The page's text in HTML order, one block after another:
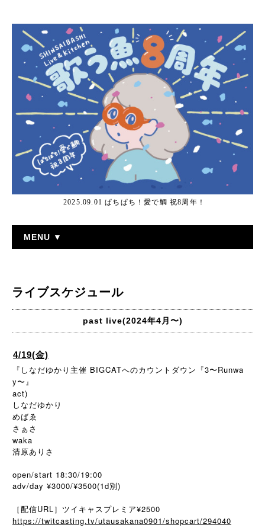
2025.09.01 ぱちぱち！愛で鯛 祝8周年！
MENU ▼
ライブスケジュール
past live(2024年4月〜)
4/19(金)
『しなだゆかり主催 BIGCATへのカウントダウン『3〜Runwa
y〜』
act)
しなだゆかり
めばゑ
さぁさ
waka
清原ありさ
open/start 18:30/19:00
adv/day ¥3000/¥3500(1d別)
［配信URL］ツイキャスプレミア¥2500
https://twitcasting.tv/utausakana0901/shopcart/294040